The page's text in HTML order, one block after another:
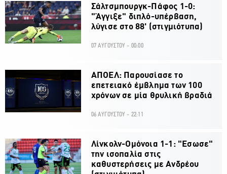
Σάλτσμπουργκ-Πάφος 1-0:
"Άγγιξε" διπλό-υπέρβαση,
λύγισε στο 88' (στιγμιότυπα)
07 ΑΥΓΟΥΣΤΟΥ - 00:00
ΑΠΟΕΛ: Παρουσίασε το
επετειακό έμβλημα των 100
χρόνων σε μία θρυλική βραδιά
06 ΑΥΓΟΥΣΤΟΥ - 22:11
Λίνκολν-Ομόνοια 1-1: "Εσωσε"
την ισοπαλία στις
καθυστερήσεις με Ανδρέου